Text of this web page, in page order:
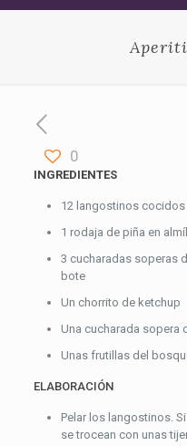
0
INGREDIENTES
12 langostinos
1 rodaja de piña en
3 cucharadas soperas
bote
Un chorrito de ketchup
Una cucharada sopera
Unas frutillas del
ELABORACIÓN
Pelar los langostinos.
se trocean con unas